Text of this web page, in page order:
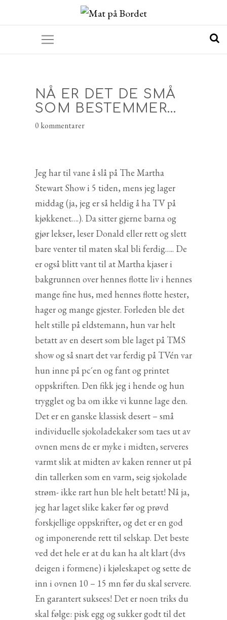
NÅ ER DET DE SMÅ
SOM BESTEMMER…
0 kommentarer
Jeg har til vane å slå på The Martha
Stewart Show i 5 tiden, mens jeg lager
middag (ja, jeg er så heldig å ha TV på
kjøkkenet….). Da sitter gjerne barna og
gjør lekser, leser Donald eller rett og slett
bare venter til maten skal bli ferdig….. De
er også blitt vant til at Martha kjaser i
bakgrunnen over hennes flotte liv i hennes
mange fine hus, med hennes flotte hester,
hager og mange gjester. Forleden ble det
helt stille på eldstemann, hun var helt
betatt av en desert som ble laget på TMS
show og så snart det var ferdig på TVén var
hun inne på pc´en og fant og printet
oppskriften. Den fikk jeg i hende og hun
trygglet og ba om ikke vi kunne lage den.
Det er en ganske klassisk desert – små
individuelle sjokoladekaker som taes ut av
ovnen mens de er myke i midten, serveres
varmt slik at midten av kaken renner ut på
din tallerken som en varm, seig sjokolade
strøm- ikke rart hun ble helt betatt! Nå ja,
jeg har laget slike kaker før og prøvd
forskjellige oppskrifter, og det er en god
og imponerende rett til selskap. Det beste
ved det hele er at du kan ha alt klart (dvs
deigen i formene) i kjøleskapet og sette de
inn i ovnen 10 – 15 mn før du skal servere.
En garantert suksees! Det er noen triks du
skal følge: pisk egg og sukker godt til det